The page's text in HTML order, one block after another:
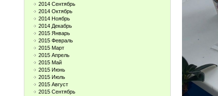
2014 Сентябрь
2014 Октябрь
2014 Ноябрь
2014 Декабрь
2015 Январь
2015 Февраль
2015 Март
2015 Апрель
2015 Май
2015 Июнь
2015 Июль
2015 Август
2015 Сентябрь